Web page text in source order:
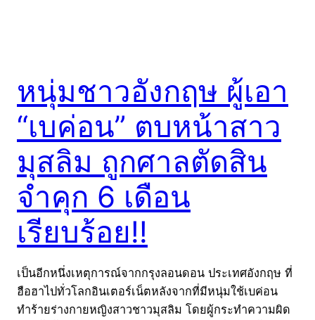
หนุ่มชาวอังกฤษ ผู้เอา
“เบค่อน” ตบหน้าสาว
มุสลิม ถูกศาลตัดสิน
จำคุก 6 เดือน
เรียบร้อย!!
เป็นอีกหนึ่งเหตุการณ์จากกรุงลอนดอน ประเทศอังกฤษ ที่
ฮือฮาไปทั่วโลกอินเตอร์เน็ตหลังจากที่มีหนุ่มใช้เบค่อน
ทำร้ายร่างกายหญิงสาวชาวมุสลิม โดยผู้กระทำความผิด